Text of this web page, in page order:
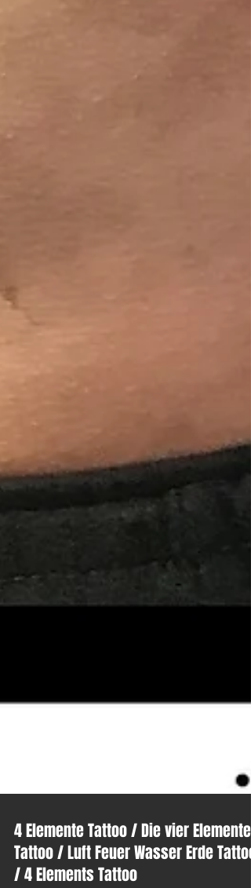
4 Elemente Tattoo / Die vier Elemente